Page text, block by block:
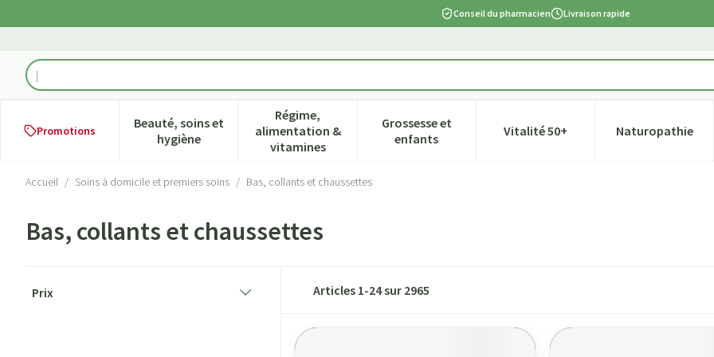
Conseil du pharmacien Livraison rapide
Rechercher
Promotions
Beauté, soins et
hygiène
Afficher le sous-menu pour la catégorie Beauté, soins et hygiène
Régime,
alimentation &
vitamines
Afficher le sous-menu pour la catégorie Régime, alimentation & vitamines
Grossesse et
enfantsAfficher le sous-menu pour la catégorie Grossesse et
Vitalité 50+Afficher le sous-menu pour la
Naturopathie
Afficher le
Accueil / Soins à domicile et premiers soins / Bas, collants et chaussettes
Bas, collants et chaussettes
Prix
Articles 1-24sur 2965